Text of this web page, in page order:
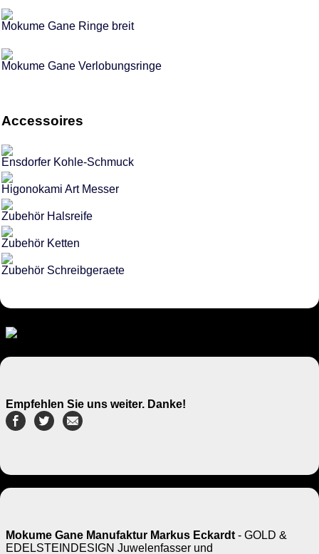
Mokume Gane Ringe breit
Mokume Gane Verlobungsringe
Accessoires
Ensdorfer Kohle-Schmuck
Higonokami Art Messer
Zubehör Halsreife
Zubehör Ketten
Zubehör Schreibgeraete
Empfehlen Sie uns weiter. Danke!
Mokume Gane Manufaktur Markus Eckardt - GOLD &
EDELSTEINDESIGN Juwelenfasser und